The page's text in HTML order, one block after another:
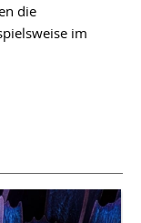
die
im